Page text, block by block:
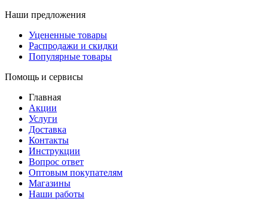
Наши предложения
Уцененные товары
Распродажи и скидки
Популярные товары
Помощь и сервисы
Главная
Акции
Услуги
Доставка
Контакты
Инструкции
Вопрос ответ
Оптовым покупателям
Магазины
Наши работы